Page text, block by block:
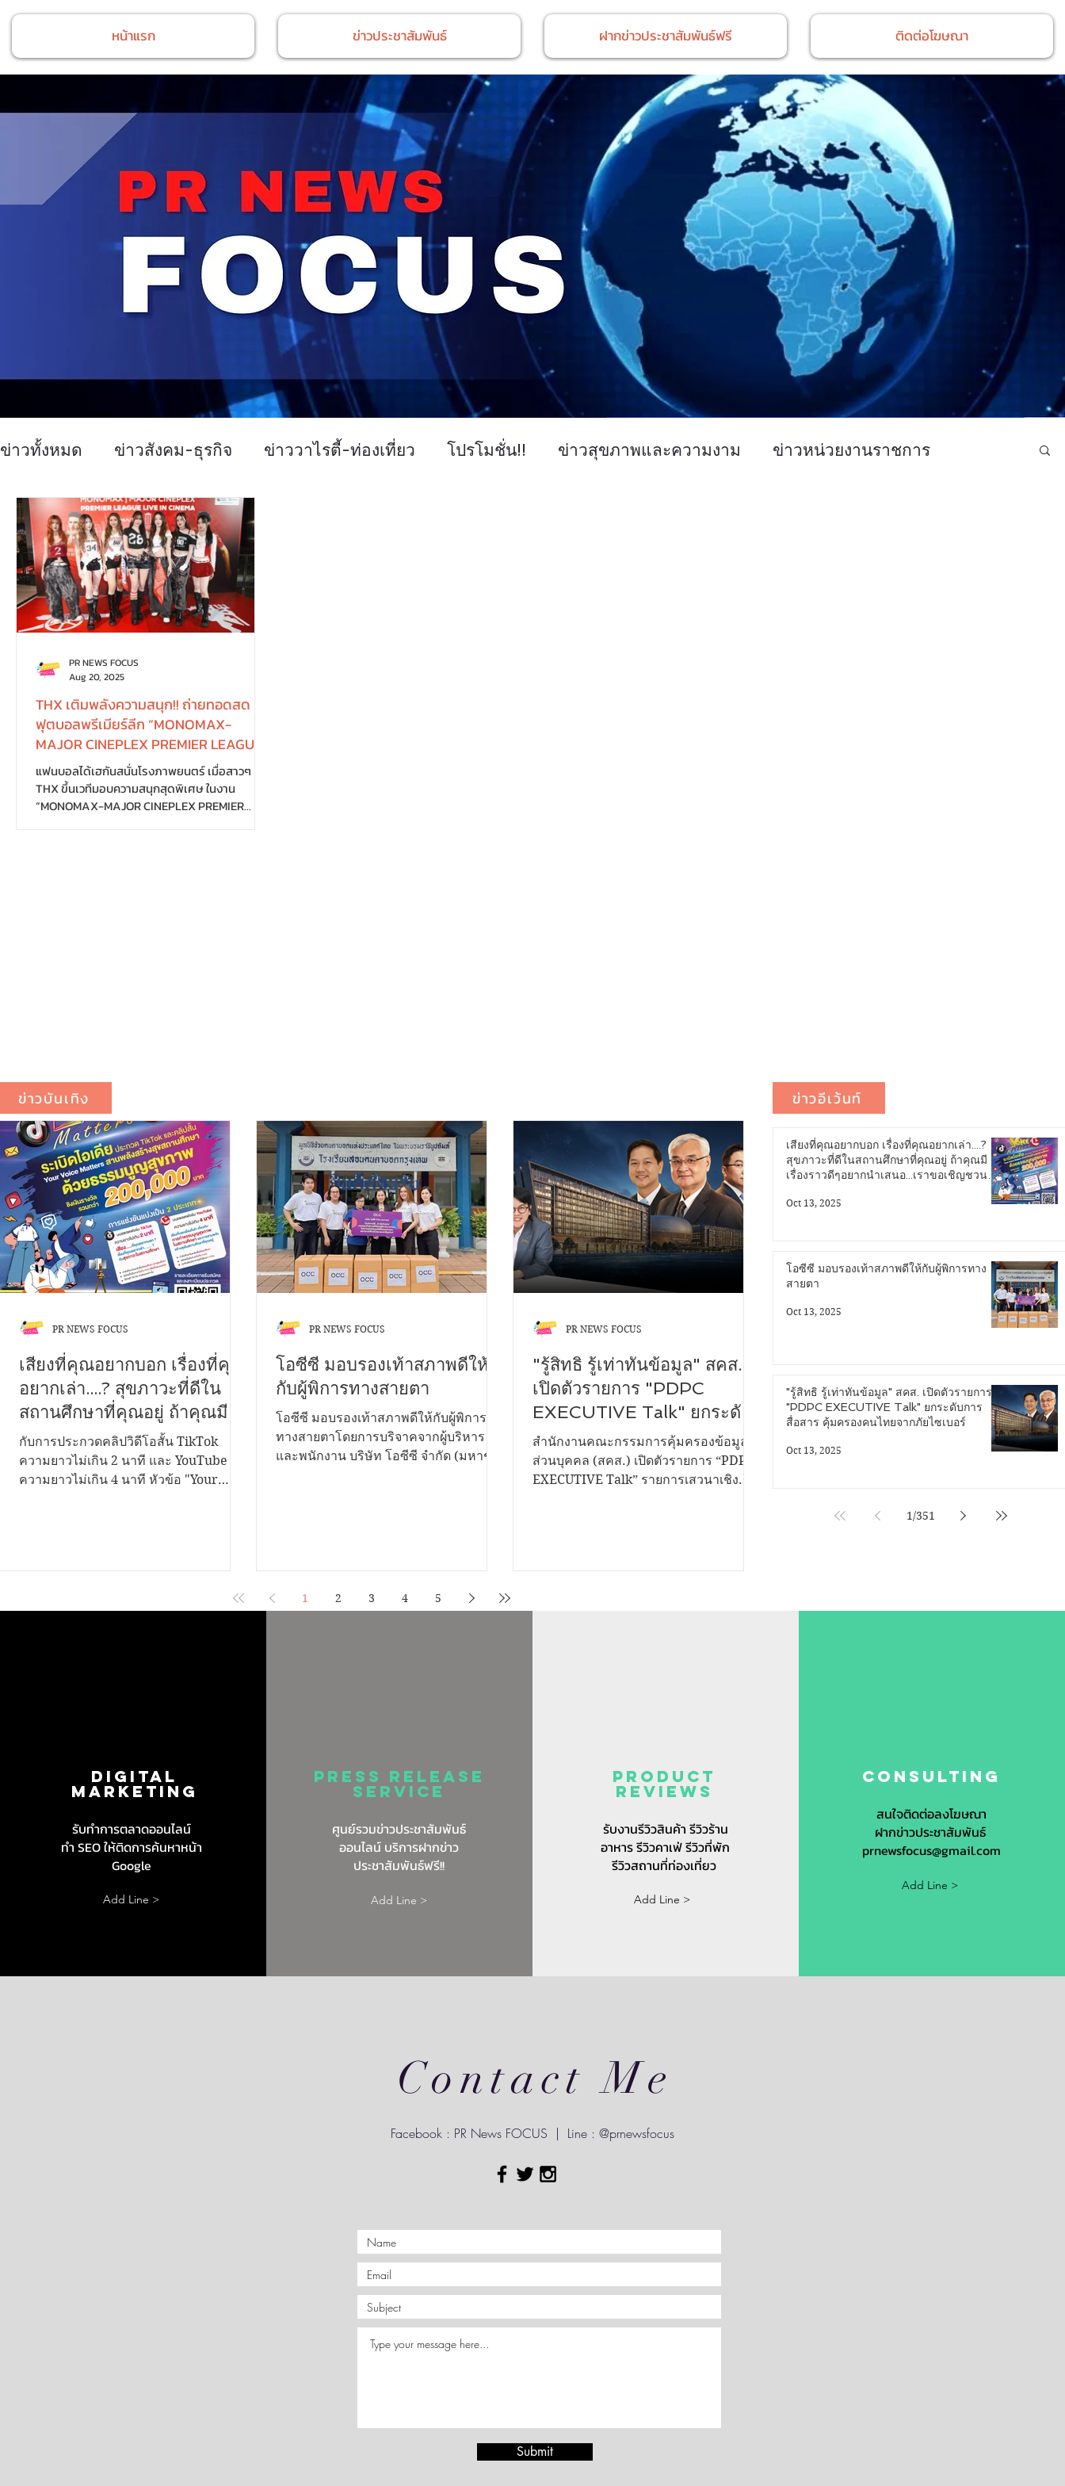
หน้าแรก ข่าวประชาสัมพันธ์ ฝากข่าวประชาสัมพันธ์ฟรี ติดต่อโฆษณา
ข่าวทั้งหมด ข่าวสังคม-ธุรกิจ ข่าววาไรตี้-ท่องเที่ยว โปรโมชั่น!! ข่าวสุขภาพและความงาม ข่าวหน่วยงานราชการ
ข่าวงานประชุม-อบรมสัมมนา
บทความประชาสัมพันธ์ Event
THX เติมพลังความสนุก!! ถ่ายทอดสด
ฟุตบอลพรีเมียร์ลีก “MONOMAX-
MAJOR CINEPLEX PREMIER LEAGUE -
LIVE IN CINEMA”
แฟนบอลได้เฮกันสนั่นโรงภาพยนตร์ เมื่อสาวๆ
THX ขึ้นเวทีมอบความสนุกสุดพิเศษ ในงาน
“MONOMAX-MAJOR CINEPLEX PREMIER
PR NEWS FOCUS
Aug 20, 2025
ข่าวบันเทิง
เสียงที่คุณอยากบอก เรื่องที่คุณ
อยากเล่า....? สุขภาวะที่ดีใน
สถานศึกษาที่คุณอยู่ ถ้าคุณมี
เรื่องราวดีๆอยากนำเสนอ...เรา
ขอเชิญชวนคุณมาระเบิดไอ
เดีย...!
กับการประกวดคลิปวิดีโอสั้น TikTok
ความยาวไม่เกิน 2 นาที และ YouTube
ความยาวไม่เกิน 4 นาที หัวข้อ "Your
TikTok เงื่อนไข • กำลังศึกษาในระดับชั้น
PR NEWS FOCUS
โอซีซี มอบรองเท้าสภาพดีให้
กับผู้พิการทางสายตา
โอซีซี มอบรองเท้าสภาพดีให้กับผู้พิการ
ทางสายตาโดยการบริจาคจากผู้บริหาร
และพนักงาน บริษัท โอซีซี จำกัด (มหาชน)
ประชาสัมพันธ์ และทีมงาน CSR บริษัท โอ
PR NEWS FOCUS
"รู้สิทธิ รู้เท่าทันข้อมูล" สคส.
เปิดตัวรายการ "PDPC
EXECUTIVE Talk" ยกระดับ
การสื่อสาร คุ้มครองคนไทย
จากภัยไซเบอร์
สำนักงานคณะกรรมการคุ้มครองข้อมูล
ส่วนบุคคล (สคส.) เปิดตัวรายการ “PDPC
EXECUTIVE Talk” รายการเสวนาเชิง
PR NEWS FOCUS
1 2 3 4 5
ข่าวอีเว้นท์
เสียงที่คุณอยากบอก เรื่องที่คุณอยากเล่า....?
สุขภาวะที่ดีในสถานศึกษาที่คุณอยู่ ถ้าคุณมี
เรื่องราวดีๆอยากนำเสนอ...เราขอเชิญชวน
Oct 13, 2025
โอซีซี มอบรองเท้าสภาพดีให้กับผู้พิการทาง
สายตา
Oct 13, 2025
"รู้สิทธิ รู้เท่าทันข้อมูล" สคส. เปิดตัวรายการ
"PDPC EXECUTIVE Talk" ยกระดับการ
สื่อสาร คุ้มครองคนไทยจากภัยไซเบอร์
Oct 13, 2025
1/351
DIGITAL
MARKETING
รับทำการตลาดออนไลน์
ทำ SEO ให้ติดการค้นหาหน้า
Google
Add Line >
Press release
service
ศูนย์รวมข่าวประชาสัมพันธ์
ออนไลน์ บริการฝากข่าว
ประชาสัมพันธ์ฟรี!!
Add Line >
Product
reviews
รับงานรีวิวสินค้า รีวิวร้าน
อาหาร รีวิวคาเฟ่ รีวิวที่พัก
รีวิวสถานที่ท่องเที่ยว
Add Line >
Consulting
สนใจติดต่อลงโฆษณา
ฝากข่าวประชาสัมพันธ์
prnewsfocus@gmail.com
Add Line >
Contact Me
Facebook : PR News FOCUS | Line : @prnewsfocus
Submit